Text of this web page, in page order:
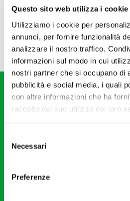
Questo sito web utilizza i cookie
Utilizziamo i cookie per
annunci, per fornire funzionalità
analizzare il nostro traffico.
informazioni sul modo in cui
nostri partner che si occupano di
pubblicità e social media, i quali
con altre informazioni che ha
raccolto dal suo utilizzo dei loro
delNecessari
Preferenze
Fondazione I Pomeriggi
Partita Iva 04410060158